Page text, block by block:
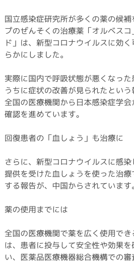
国立感染症研究所が多くの薬の候
プのぜんそくの治療薬「オルベス
ド」は、新型コロナウイルスに効
らかにしました。
実際に国内で呼吸状態が悪くなっ
うちに症状の改善が見られたという
全国の医療機関から日本感染症学
確認を進めています。
回復患者の「血しょう」も治療に
さらに、新型コロナウイルスに感
提供を受けた血しょうを使った治
する報告が、中国からされています
薬の使用までには
全国の医療機関で薬を広く使用で
は、患者に投与して安全性や効果
い、医薬品医療機器総合機構での